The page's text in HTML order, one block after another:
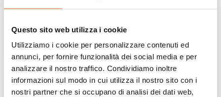
Questo sito web utilizza i cookie
Utilizziamo i cookie per personalizzare contenuti ed
annunci, per fornire funzionalità dei social media e per
analizzare il nostro traffico. Condividiamo inoltre
informazioni sul modo in cui utilizza il nostro sito con i
nostri partner che si occupano di analisi dei dati web,